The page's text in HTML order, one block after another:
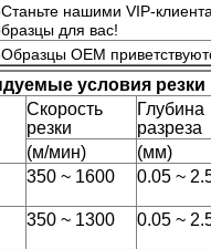
нашими VIP-
для вас!
OEM
условия резки
Скорость
резки
Глубина
разреза
(м/мин)
(мм)
350 ~ 1600 0.05 ~
350 ~ 1300 0.05 ~